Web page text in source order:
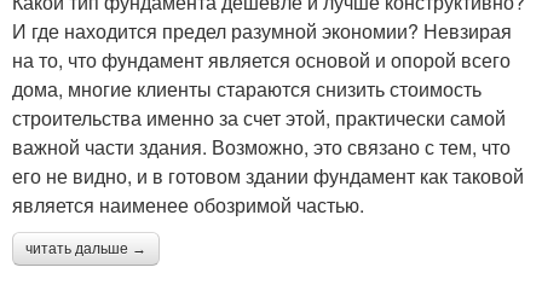
И где находится предел разумной экономии? Невзирая
на то, что фундамент является основой и опорой всего
дома, многие клиенты стараются снизить стоимость
строительства именно за счет этой, практически самой
важной части здания. Возможно, это связано с тем, что
его не видно, и в готовом здании фундамент как таковой
является наименее обозримой частью.
читать дальше →